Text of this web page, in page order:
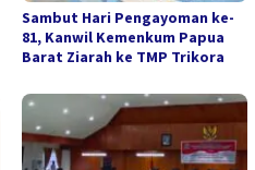
Sambut Hari Pengayoman ke-
81, Kanwil Kemenkum Papua
Barat Ziarah ke TMP Trikora